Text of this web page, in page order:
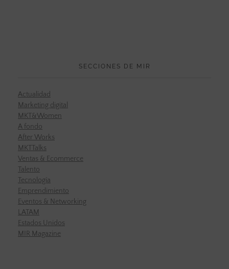
SECCIONES DE MIR
Actualidad
Marketing digital
MKT&Women
A fondo
After Works
MKTTalks
Ventas & Ecommerce
Talento
Tecnología
Emprendimiento
Eventos & Networking
LATAM
Estados Unidos
MIR Magazine